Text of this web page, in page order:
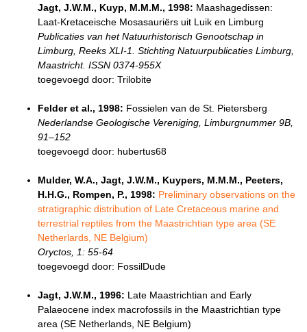
Jagt, J.W.M., Kuyp, M.M.M., 1998: Maashagedissen:
Laat-Kretaceische Mosasauriërs uit Luik en Limburg
Publicaties van het Natuurhistorisch Genootschap in
Limburg, Reeks XLI-1. Stichting Natuurpublicaties Limburg,
Maastricht. ISSN 0374-955X
toegevoegd door: Trilobite
Felder et al., 1998: Fossielen van de St. Pietersberg
Nederlandse Geologische Vereniging, Limburgnummer 9B,
91–152
toegevoegd door: hubertus68
Mulder, W.A., Jagt, J.W.M., Kuypers, M.M.M., Peeters,
H.H.G., Rompen, P., 1998: Preliminary observations on the
stratigraphic distribution of Late Cretaceous marine and
terrestrial reptiles from the Maastrichtian type area (SE
Netherlards, NE Belgium)
Oryctos, 1: 55-64
toegevoegd door: FossilDude
Jagt, J.W.M., 1996: Late Maastrichtian and Early
Palaeocene index macrofossils in the Maastrichtian type
area (SE Netherlands, NE Belgium)